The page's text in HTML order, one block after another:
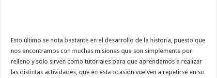
Esto último se nota bastante en el desarrollo de la historia, puesto que
nos encontramos con muchas misiones que son simplemente por
relleno y solo sirven como tutoriales para que aprendamos a realizar
las distintas actividades, que en esta ocasión vuelven a repetirse en su